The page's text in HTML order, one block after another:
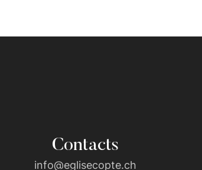
Contacts
info@eglisecopte.ch